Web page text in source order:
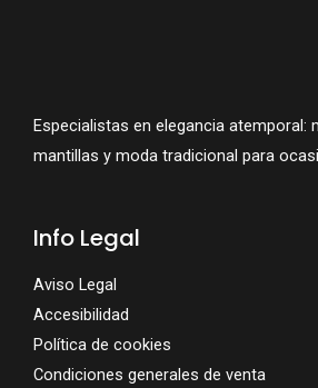
Especialistas en elegancia atemporal:
mantillas y moda tradicional para
Info Legal
Aviso Legal
Accesibilidad
Política de cookies
Condiciones generales de venta